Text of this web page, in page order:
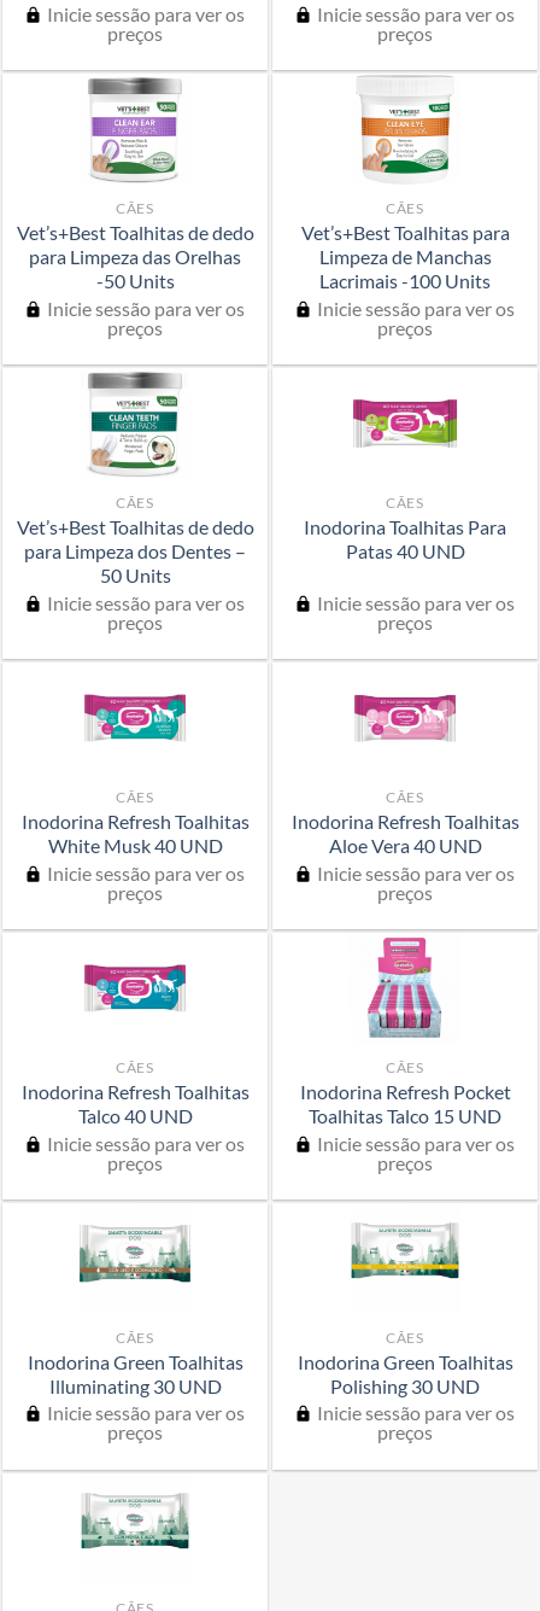
Inicie sessão para ver os
preços
Inicie sessão para ver os
preços
CÃES
Vet’s+Best Toalhitas de dedo
para Limpeza das Orelhas
-50 Units
Inicie sessão para ver os
preços
CÃES
Vet’s+Best Toalhitas para
Limpeza de Manchas
Lacrimais -100 Units
Inicie sessão para ver os
preços
CÃES
Vet’s+Best Toalhitas de dedo
para Limpeza dos Dentes –
50 Units
Inicie sessão para ver os
preços
CÃES
Inodorina Toalhitas Para
Patas 40 UND
Inicie sessão para ver os
preços
CÃES
Inodorina Refresh Toalhitas
White Musk 40 UND
Inicie sessão para ver os
preços
CÃES
Inodorina Refresh Toalhitas
Aloe Vera 40 UND
Inicie sessão para ver os
preços
CÃES
Inodorina Refresh Toalhitas
Talco 40 UND
Inicie sessão para ver os
preços
CÃES
Inodorina Refresh Pocket
Toalhitas Talco 15 UND
Inicie sessão para ver os
preços
CÃES
Inodorina Green Toalhitas
Illuminating 30 UND
Inicie sessão para ver os
preços
CÃES
Inodorina Green Toalhitas
Polishing 30 UND
Inicie sessão para ver os
preços